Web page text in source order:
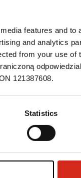
features and to
and analytics
from your use
121387608.
Statistics